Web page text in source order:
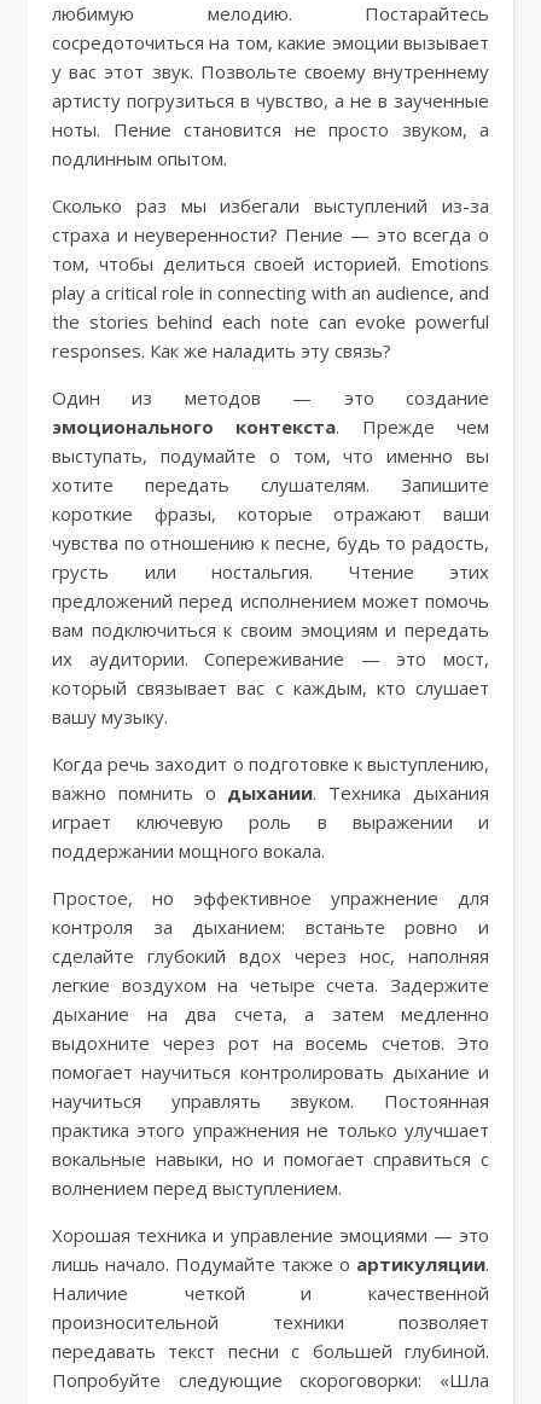
любимую мелодию. Постарайтесь
сосредоточиться на том, какие эмоции вызывает
у вас этот звук. Позвольте своему внутреннему
артисту погрузиться в чувство, а не в заученные
ноты. Пение становится не просто звуком, а
подлинным опытом.
Сколько раз мы избегали выступлений из-за
страха и неуверенности? Пение — это всегда о
том, чтобы делиться своей историей. Emotions
play a critical role in connecting with an audience, and
the stories behind each note can evoke powerful
responses. Как же наладить эту связь?
Один из методов — это создание
эмоционального контекста. Прежде чем
выступать, подумайте о том, что именно вы
хотите передать слушателям. Запишите
короткие фразы, которые отражают ваши
чувства по отношению к песне, будь то радость,
грусть или ностальгия. Чтение этих
предложений перед исполнением может помочь
вам подключиться к своим эмоциям и передать
их аудитории. Сопереживание — это мост,
который связывает вас с каждым, кто слушает
вашу музыку.
Когда речь заходит о подготовке к выступлению,
важно помнить о дыхании. Техника дыхания
играет ключевую роль в выражении и
поддержании мощного вокала.
Простое, но эффективное упражнение для
контроля за дыханием: встаньте ровно и
сделайте глубокий вдох через нос, наполняя
легкие воздухом на четыре счета. Задержите
дыхание на два счета, а затем медленно
выдохните через рот на восемь счетов. Это
помогает научиться контролировать дыхание и
научиться управлять звуком. Постоянная
практика этого упражнения не только улучшает
вокальные навыки, но и помогает справиться с
волнением перед выступлением.
Хорошая техника и управление эмоциями — это
лишь начало. Подумайте также о артикуляции.
Наличие четкой и качественной
произносительной техники позволяет
передавать текст песни с большей глубиной.
Попробуйте следующие скороговорки: «Шла